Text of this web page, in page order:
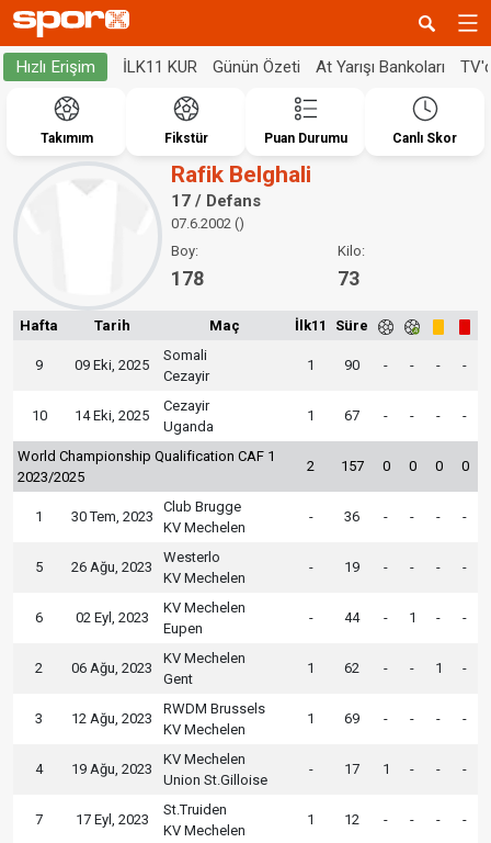
Hızlı Erişim İLK11 KUR Günün Özeti At Yarışı Bankoları
Takımım Fikstür Puan Durumu Canlı Skor
Rafik Belghali
17 / Defans
07.6.2002 ()
Boy:
178
Kilo:
73
Hafta Tarih Maç İlk11 Süre
9 09 Eki, 2025
Somali
Cezayir
1 90 - - - -
10 14 Eki, 2025
Cezayir
Uganda
1 67 - - - -
World Championship Qualification CAF 1
2023/2025
2 157 0 0 0 0
1 30 Tem, 2023
Club Brugge
KV Mechelen
- 36 - - - -
5 26 Ağu, 2023
Westerlo
KV Mechelen
- 19 - - - -
6 02 Eyl, 2023
KV Mechelen
Eupen
- 44 - 1 - -
2 06 Ağu, 2023
KV Mechelen
Gent
1 62 - - 1 -
3 12 Ağu, 2023
RWDM Brussels
KV Mechelen
1 69 - - - -
4 19 Ağu, 2023
KV Mechelen
Union St.Gilloise
- 17 1 - - -
7 17 Eyl, 2023
St.Truiden
KV Mechelen
1 12 - - - -